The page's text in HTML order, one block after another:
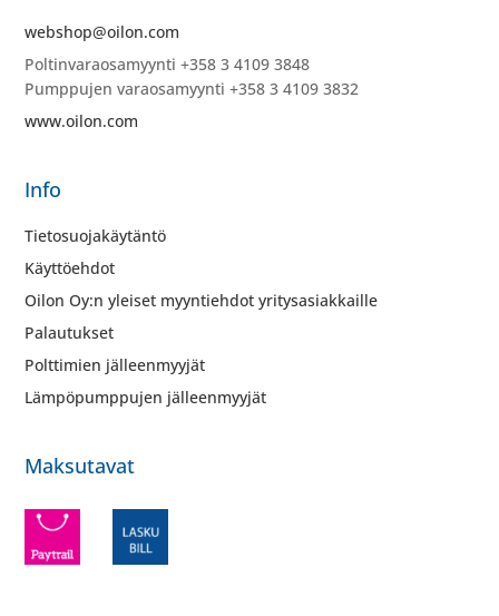
webshop@oilon.com
Poltinvaraosamyynti +358 3 4109 3848
Pumppujen varaosamyynti +358 3 4109 3832
www.oilon.com
Info
Tietosuojakäytäntö
Käyttöehdot
Oilon Oy:n yleiset myyntiehdot yritysasiakkaille
Palautukset
Polttimien jälleenmyyjät
Lämpöpumppujen jälleenmyyjät
Maksutavat